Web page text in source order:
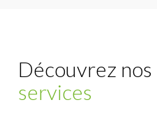
Découvrez nos
services